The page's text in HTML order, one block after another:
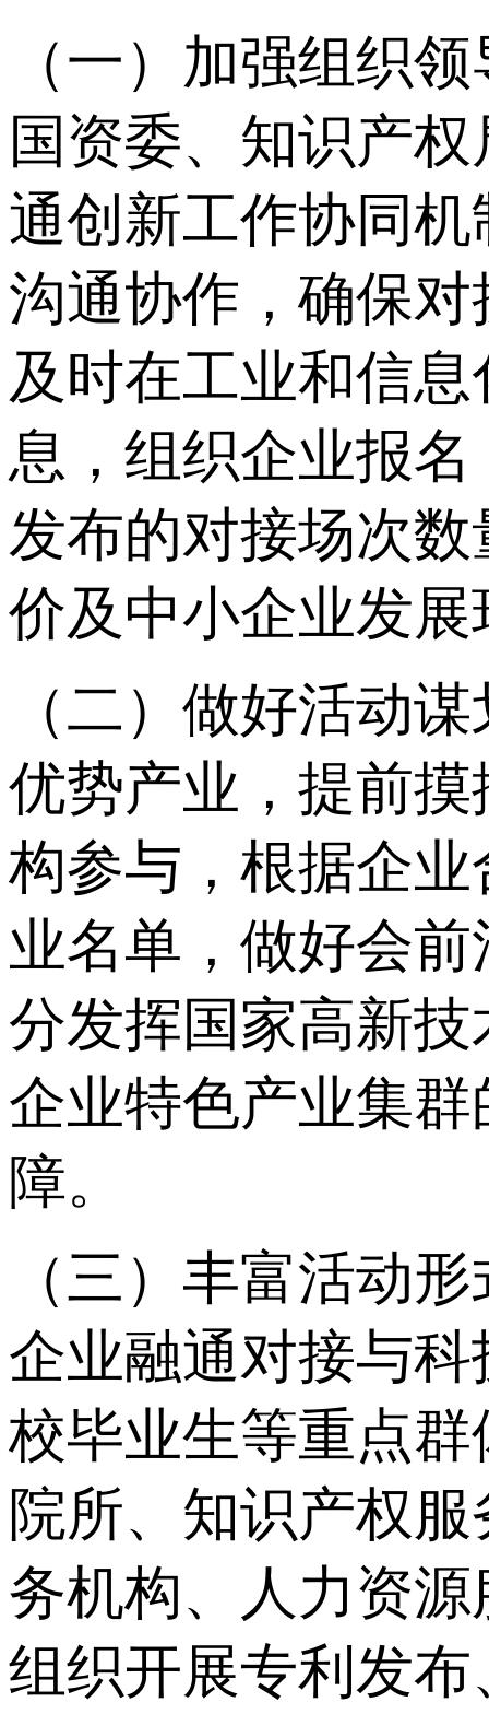
（一）加强组织
国资委、知识产
通创新工作协同
沟通协作，确保
及时在工业和信
息，组织企业报
发布的对接场次
价及中小企业发
（二）做好活动
优势产业，提前
构参与，根据企
业名单，做好会
分发挥国家高新
企业特色产业集
障。
（三）丰富活动
企业融通对接与
校毕业生等重点
院所、知识产权
务机构、人力资
组织开展专利发